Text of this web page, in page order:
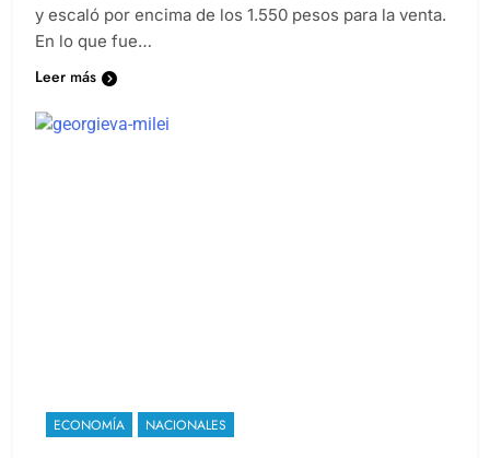
y escaló por encima de los 1.550 pesos para la venta.
En lo que fue…
Leer más
ECONOMÍA NACIONALES